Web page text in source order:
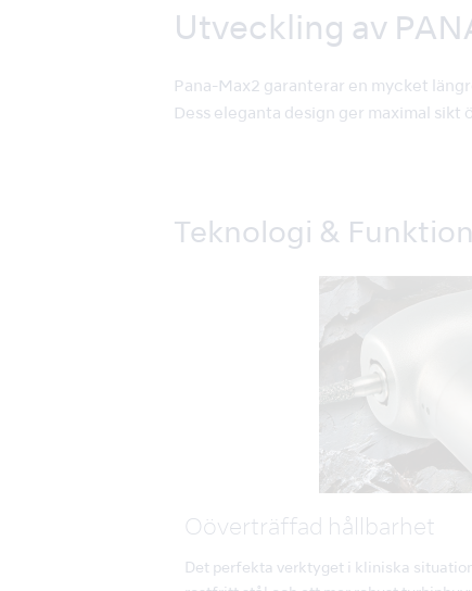
Utveckling av
Pana-Max2 garanterar en mycket
Dess eleganta design ger maximal
Teknologi & Funktion
Oöverträffad hållbarhet
Det perfekta verktyget i kliniska